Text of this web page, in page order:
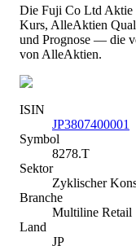
Die Fuji Co Ltd Aktie
Kurs, AlleAktien
und Prognose — die
von AlleAktien.
ISIN
JP3807400001
Symbol
8278.T
Sektor
Zyklischer
Branche
Multiline Retail
Land
JP